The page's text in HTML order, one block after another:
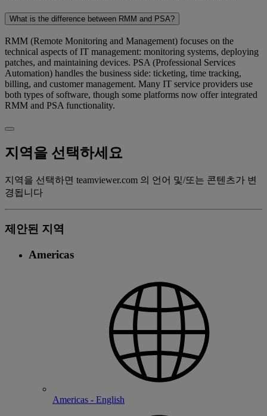
What is the difference between RMM and PSA?
RMM (Remote Monitoring and Management) focuses on the
technical aspects of IT management: monitoring systems, deploying
patches, and maintaining devices. PSA (Professional Services
Automation) handles the business side: ticketing, time tracking,
billing, and customer management. Many IT service providers use
both types of software, though some platforms now offer integrated
RMM and PSA functionality.
지역을 선택하세요
지역을 선택하면 teamviewer.com 의 언어 및/또는 콘텐츠가 변
경됩니다
제안된 지역
Americas
Americas - English